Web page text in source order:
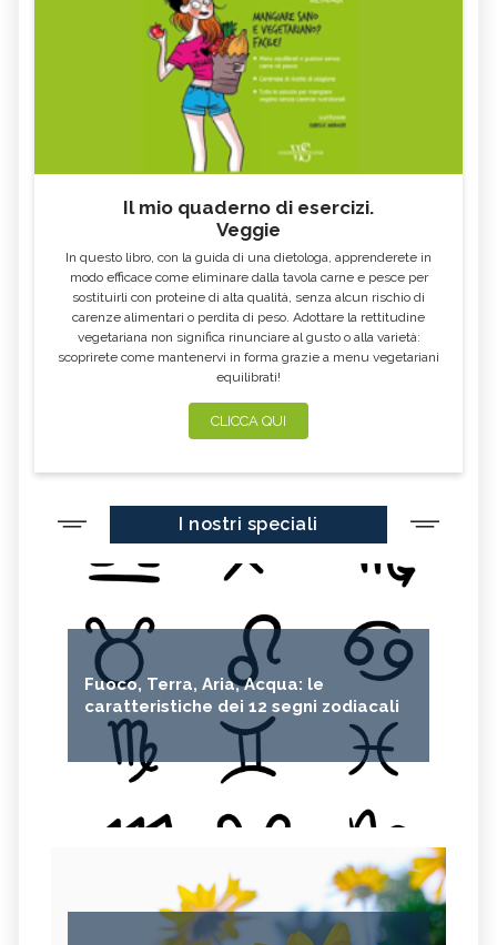
Il mio quaderno di esercizi.
Veggie
In questo libro, con la guida di una dietologa, apprenderete in
modo efficace come eliminare dalla tavola carne e pesce per
sostituirli con proteine di alta qualità, senza alcun rischio di
carenze alimentari o perdita di peso. Adottare la rettitudine
vegetariana non significa rinunciare al gusto o alla varietà:
scoprirete come mantenervi in forma grazie a menu vegetariani
equilibrati!
CLICCA QUI
I nostri speciali
Fuoco, Terra, Aria, Acqua: le
caratteristiche dei 12 segni zodiacali